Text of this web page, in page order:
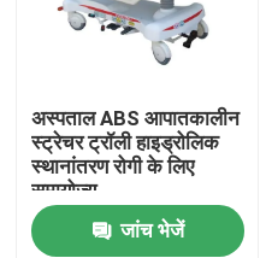
कारखाने का दौरा
गुणवत्ता नियंत्रण
हमसे संपर्क करें
अस्पताल ABS आपातकालीन
स्ट्रेचर ट्रॉली हाइड्रोलिक
स्थानांतरण रोगी के लिए
समायोज्य
जांच भेजें